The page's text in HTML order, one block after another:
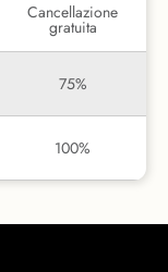
Cancellazione
gratuita
75%
100%